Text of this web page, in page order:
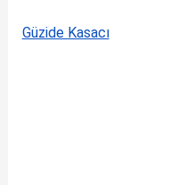
Güzide Kasacı